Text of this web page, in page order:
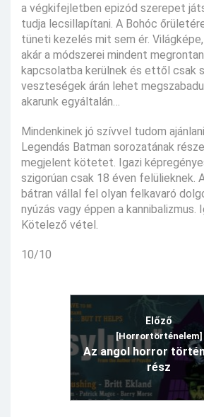
a végkifejletben epizód szerepet
tudja lecsillapítani. A Bohóc
tüneti kezelés mit sem ér.
akár a módszerei mindent
kapcsolatba kerülnek és ettől csak
veszteségek árán lehet
akarunk egyáltalán…
Mindenkinek jó szívvel tudom
Legendás Batman sorozatának
megjelent kötetet. Igazi
szigorúan csak 18 éven felülieknek.
bátran vállal fel olyan felkavaró
nyúzás vagy éppen a kannibalizmus.
Kötelező vétel.
10/10
Előző
[Horrortörténelem]
Az angol horror
rész